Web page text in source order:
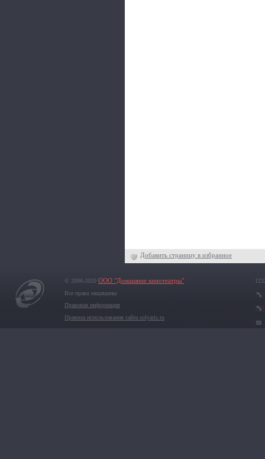
Добавить страницу в избранное
© 2006-2020 ООО "Домашние кинотеатры"
Все права защищены
Правовая информация
Правила использования сайта solyaris.ru